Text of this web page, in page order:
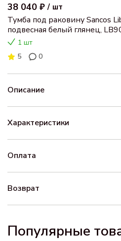
38 040 ₽ / шт
Тумба под раковину Sancos
подвесная белый глянец,
1 шт
5
0
Описание
Характеристики
Оплата
Возврат
Популярные